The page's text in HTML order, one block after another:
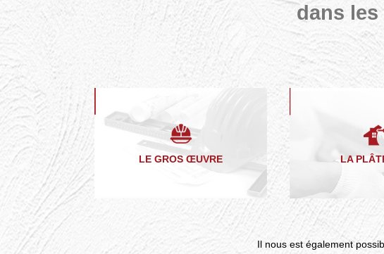
dans
LE GROS ŒUVRE LA
Il nous est également